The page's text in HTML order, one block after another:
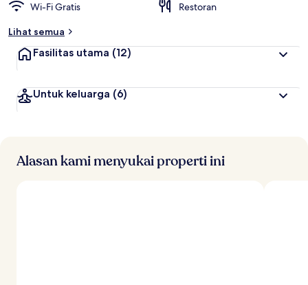
Wi-Fi Gratis
Restoran
Lihat semua
Fasilitas utama (12)
Untuk keluarga (6)
Alasan kami menyukai properti ini